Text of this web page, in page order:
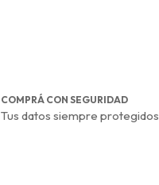
COMPRÁ CON SEGURIDAD
Tus datos siempre protegidos